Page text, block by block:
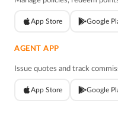
App Store Google
AGENT APP
Issue quotes and track
App Store Google